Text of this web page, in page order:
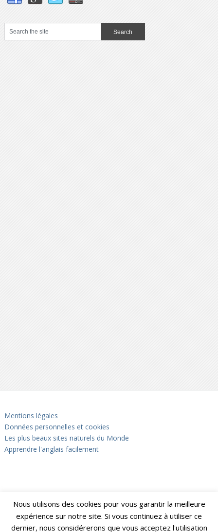
Mentions légales
Données personnelles et cookies
Les plus beaux sites naturels du Monde
Apprendre l'anglais facilement
Nous utilisons des cookies pour vous garantir la meilleure
expérience sur notre site. Si vous continuez à utiliser ce
dernier, nous considérerons que vous acceptez l'utilisation